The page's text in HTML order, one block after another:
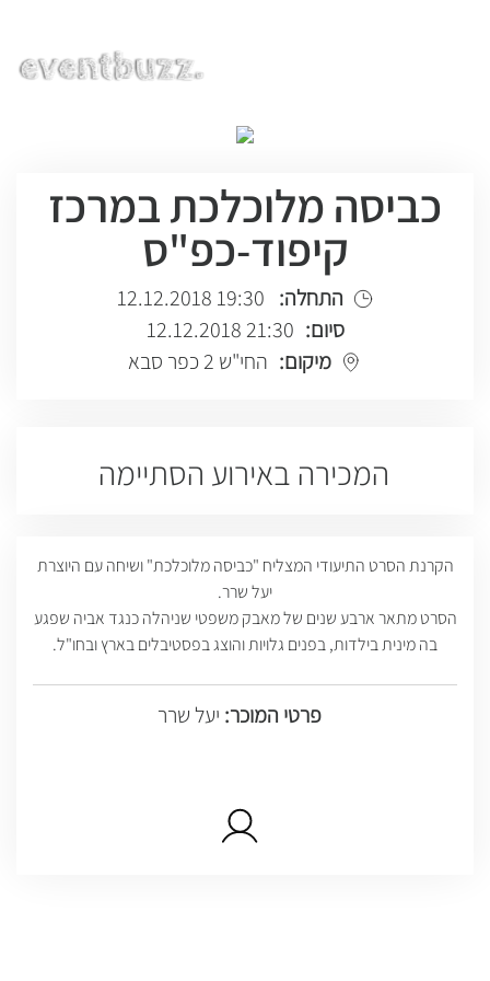
כביסה מלוכלכת במרכז
קיפוד-כפ"ס
התחלה: 19:30 12.12.2018
סיום: 21:30 12.12.2018
מיקום: החי"ש 2 כפר סבא
המכירה באירוע הסתיימה
הקרנת הסרט התיעודי המצליח "כביסה מלוכלכת" ושיחה עם היוצרת
יעל שרר.
הסרט מתאר ארבע שנים של מאבק משפטי שניהלה כנגד אביה שפגע
בה מינית בילדות, בפנים גלויות והוצג בפסטיבלים בארץ ובחו"ל.
פרטי המוכר: יעל שרר